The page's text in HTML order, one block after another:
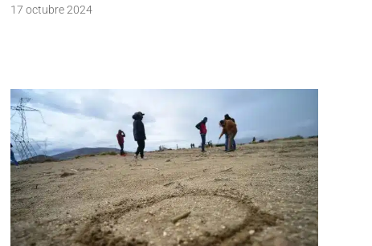
17 octubre 2024